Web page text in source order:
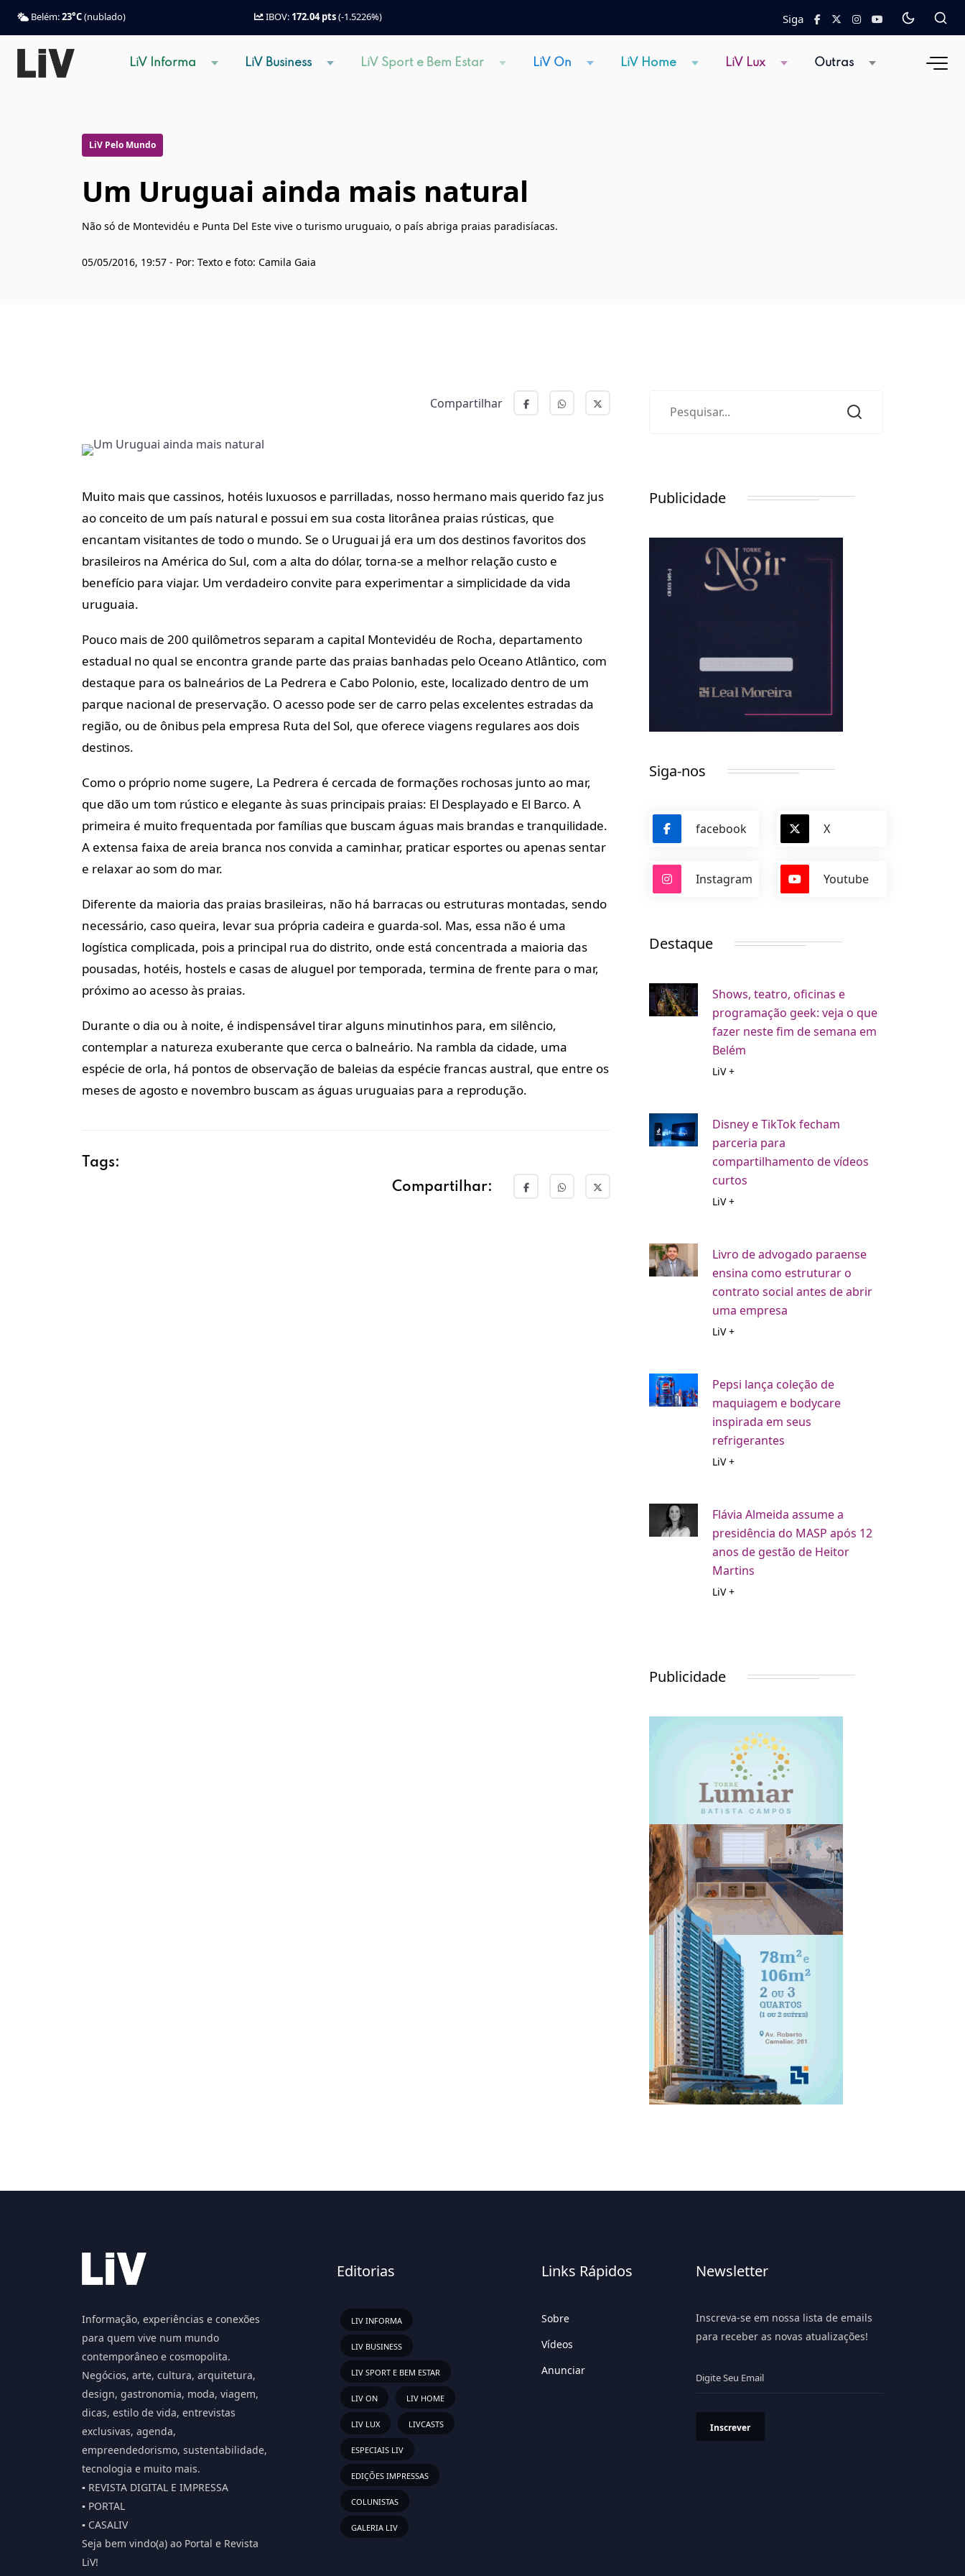
Belém:23°C(nublado) IBOV: 172.04 pts(-1.5226%) Siga
LiV Informa LiV Business LiV Sport e Bem Estar LiV On LiV Home LiV Lux Outras
LiV Pelo Mundo
Um Uruguai ainda mais natural
Não só de Montevidéu e Punta Del Este vive o turismo uruguaio, o país abriga praias paradisíacas.
05/05/2016, 19:57 - Por: Texto e foto: Camila Gaia
Compartilhar
Muito mais que cassinos, hotéis luxuosos e parrilladas, nosso hermano mais querido faz jus
ao conceito de um país natural e possui em sua costa litorânea praias rústicas, que
encantam visitantes de todo o mundo. Se o Uruguai já era um dos destinos favoritos dos
brasileiros na América do Sul, com a alta do dólar, torna-se a melhor relação custo e
benefício para viajar. Um verdadeiro convite para experimentar a simplicidade da vida
uruguaia.
Pouco mais de 200 quilômetros separam a capital Montevidéu de Rocha, departamento
estadual no qual se encontra grande parte das praias banhadas pelo Oceano Atlântico, com
destaque para os balneários de La Pedrera e Cabo Polonio, este, localizado dentro de um
parque nacional de preservação. O acesso pode ser de carro pelas excelentes estradas da
região, ou de ônibus pela empresa Ruta del Sol, que oferece viagens regulares aos dois
destinos.
Como o próprio nome sugere, La Pedrera é cercada de formações rochosas junto ao mar,
que dão um tom rústico e elegante às suas principais praias: El Desplayado e El Barco. A
primeira é muito frequentada por famílias que buscam águas mais brandas e tranquilidade.
A extensa faixa de areia branca nos convida a caminhar, praticar esportes ou apenas sentar
e relaxar ao som do mar.
Diferente da maioria das praias brasileiras, não há barracas ou estruturas montadas, sendo
necessário, caso queira, levar sua própria cadeira e guarda-sol. Mas, essa não é uma
logística complicada, pois a principal rua do distrito, onde está concentrada a maioria das
pousadas, hotéis, hostels e casas de aluguel por temporada, termina de frente para o mar,
próximo ao acesso às praias.
Durante o dia ou à noite, é indispensável tirar alguns minutinhos para, em silêncio,
contemplar a natureza exuberante que cerca o balneário. Na rambla da cidade, uma
espécie de orla, há pontos de observação de baleias da espécie francas austral, que entre os
meses de agosto e novembro buscam as águas uruguaias para a reprodução.
Tags:
Compartilhar:
Publicidade
Siga-nos
facebook X
Instagram Youtube
Destaque
Shows, teatro, oficinas e
programação geek: veja o que
fazer neste fim de semana em
Belém
LiV +
Disney e TikTok fecham
parceria para
compartilhamento de vídeos
curtos
LiV +
Livro de advogado paraense
ensina como estruturar o
contrato social antes de abrir
uma empresa
LiV +
Pepsi lança coleção de
maquiagem e bodycare
inspirada em seus
refrigerantes
LiV +
Flávia Almeida assume a
presidência do MASP após 12
anos de gestão de Heitor
Martins
LiV +
Publicidade
Informação, experiências e conexões
para quem vive num mundo
contemporâneo e cosmopolita.
Negócios, arte, cultura, arquitetura,
design, gastronomia, moda, viagem,
dicas, estilo de vida, entrevistas
exclusivas, agenda,
empreendedorismo, sustentabilidade,
tecnologia e muito mais.
▪️ REVISTA DIGITAL E IMPRESSA
▪️ PORTAL
▪️ CASALIV
Seja bem vindo(a) ao Portal e Revista
LiV!
Editorias
LIV INFORMA
LIV BUSINESS
LIV SPORT E BEM ESTAR
LIV ON LIV HOME
LIV LUX LIVCASTS
ESPECIAIS LIV
EDIÇÕES IMPRESSAS
COLUNISTAS
GALERIA LIV
Links Rápidos
Sobre
Vídeos
Anunciar
Newsletter
Inscreva-se em nossa lista de emails
para receber as novas atualizações!
Inscrever